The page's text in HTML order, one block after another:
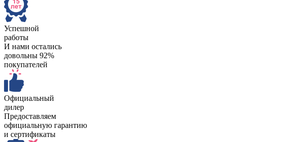
Успешной
работы
И нами остались
довольны 92%
покупателей
Официальный
дилер
Предоставляем
официальную гарантию
и сертификаты